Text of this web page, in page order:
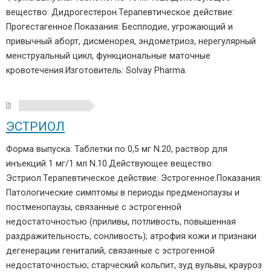
вещество: Дидрогестерон.Терапевтическое действие:
Прогестагенное.Показания: Бесплодие, угрожающий и
привычный аборт, дисменорея, эндометриоз, нерегулярный
менструальный цикл, функциональные маточные
кровотечения.Изготовитель: Solvay Pharma.
ЭСТРИОЛ
Форма выпуска: Таблетки по 0,5 мг N.20, раствор для
инъекций 1 мг/1 мл N.10.Действующее вещество:
Эстриол.Терапевтическое действие: Эстрогенное.Показания:
Патологические симптомы в периоды предменопаузы и
постменопаузы, связанные с эстрогенной
недостаточностью (приливы, потливость, повышенная
раздражительность, сонливость); атрофия кожи и признаки
дегенерации гениталий, связанные с эстрогенной
недостаточностью; старческий кольпит, зуд вульвы, крауроз